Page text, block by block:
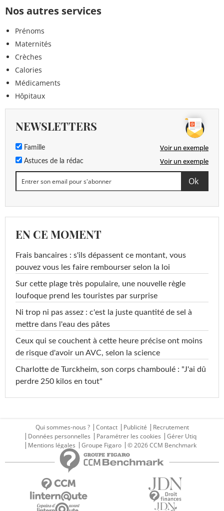
Nos autres services
Prénoms
Maternités
Crèches
Calories
Médicaments
Hôpitaux
NEWSLETTERS
Famille Voir un exemple
Astuces de la rédac Voir un exemple
EN CE MOMENT
Frais bancaires : s'ils dépassent ce montant, vous
pouvez vous les faire rembourser selon la loi
Sur cette plage très populaire, une nouvelle règle
loufoque prend les touristes par surprise
Ni trop ni pas assez : c'est la juste quantité de sel à
mettre dans l'eau des pâtes
Ceux qui se couchent à cette heure précise ont moins
de risque d'avoir un AVC, selon la science
Charlotte de Turckheim, son corps chamboulé : "J'ai dû
perdre 250 kilos en tout"
Qui sommes-nous ? Contact Publicité
Recrutement
Données personnelles
Paramétrer les cookies
Gérer Utiq
Mentions légales
Groupe Figaro © 2026 CCM Benchmark